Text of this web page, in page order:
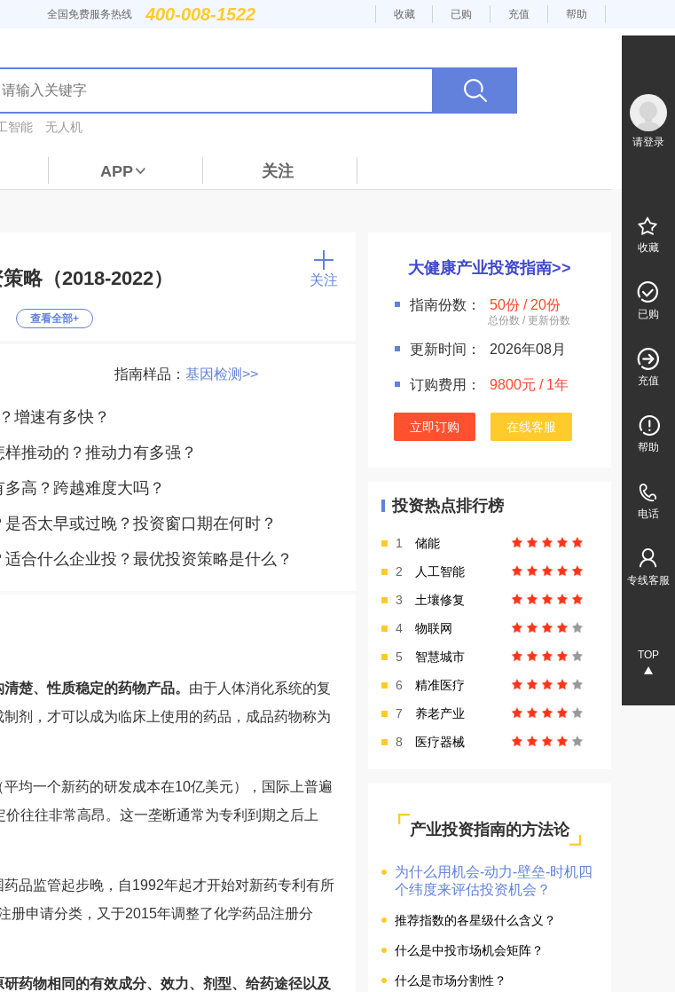
全国免费服务热线 400-008-1522 收藏 已购 充值 帮助
智能 无人机
APP 关注
请登录
收藏
已购
充值
帮助
电话
专线客服
TOP
关注
略（2018-2022）
查看全部+
指南样品： 基因检测>>
增速有多快？
推动的？推动力有多强？
高？跨越难度大吗？
否太早或过晚？投资窗口期在何时？
合什么企业投？最优投资策略是什么？
楚、性质稳定的药物产品。 由于人体消化系统的复
剂，才可以成为临床上使用的药品，成品药物称为
均一个新药的研发成本在10亿美元），国际上普遍
往往非常高昂。这一垄断通常为专利到期之后上
药品监管起步晚，自1992年起才开始对新药专利有所
册申请分类，又于2015年调整了化学药品注册分
药物相同的有效成分、效力、剂型、给药途径以及
大健康产业投资指南>>
指南份数： 50份 / 20份
更新时间： 2026年08月
订购费用： 9800元 / 1年
立即订购 在线客服
投资热点排行榜
1
储能
2
人工智能
3
土壤修复
4
物联网
5
智慧城市
6
精准医疗
7
养老产业
8
医疗器械
产业投资指南的方法论
为什么用机会-动力-壁垒-时机四
个纬度来评估投资机会？
推荐指数的各星级什么含义？
什么是中投市场机会矩阵？
什么是市场分割性？